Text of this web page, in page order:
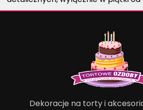
Dekoracje na torty i